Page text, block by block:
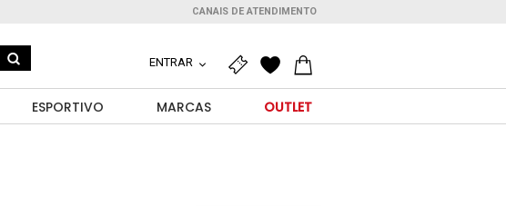
CANAIS DE ATENDIMENTO
ENTRAR
ESPORTIVO MARCAS OUTLET